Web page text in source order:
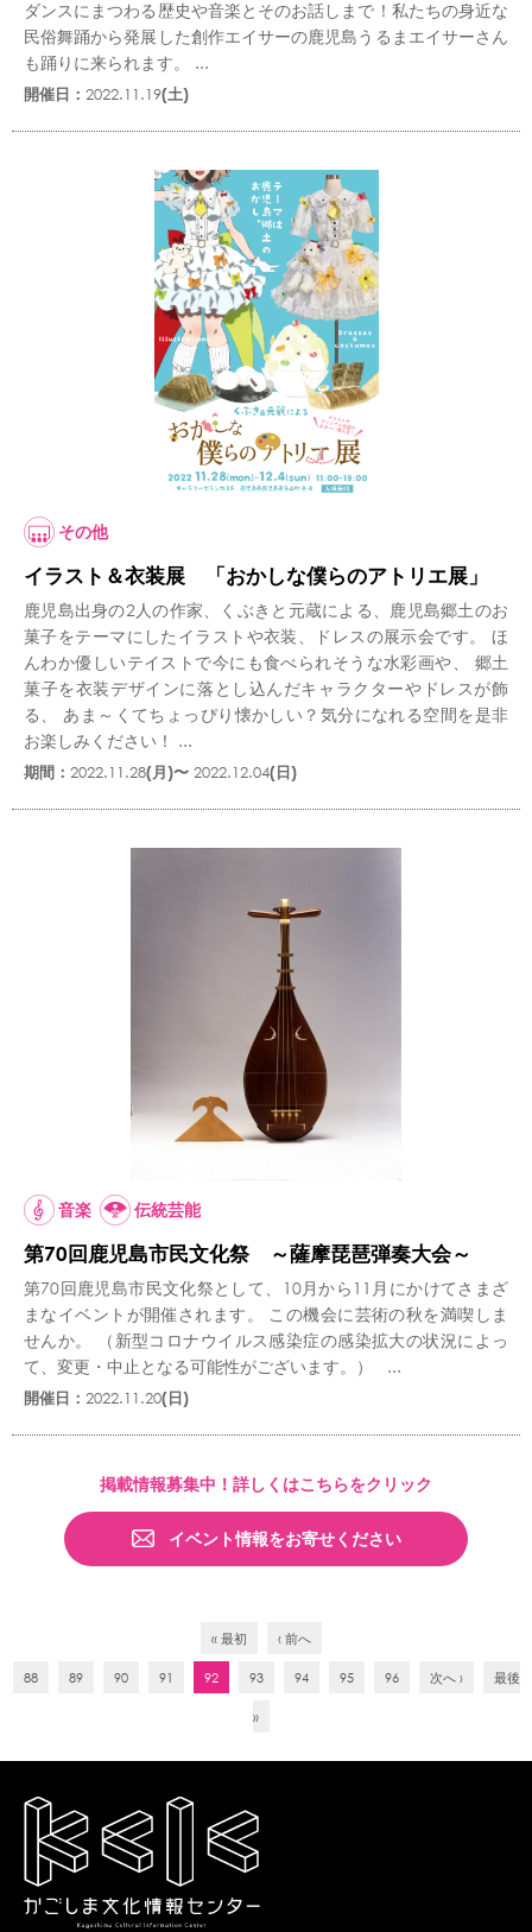
ダンスにまつわる歴史や音楽とそのお話しまで！私たちの身近な
民俗舞踊から発展した創作エイサーの鹿児島うるまエイサーさん
も踊りに来られます。 ...
開催日： 2022.11.19(土)
その他
イラスト＆衣装展 「おかしな僕らのアトリエ展」
鹿児島出身の2人の作家、くぶきと元蔵による、鹿児島郷土のお
菓子をテーマにしたイラストや衣装、ドレスの展示会です。 ほ
んわか優しいテイストで今にも食べられそうな水彩画や、 郷土
菓子を衣装デザインに落とし込んだキャラクターやドレスが飾
る、 あま～くてちょっぴり懐かしい？気分になれる空間を是非
お楽しみください！ ...
期間： 2022.11.28(月)〜 2022.12.04(日)
音楽 伝統芸能
第70回鹿児島市民文化祭 ～薩摩琵琶弾奏大会～
第70回鹿児島市民文化祭として、10月から11月にかけてさまざ
まなイベントが開催されます。 この機会に芸術の秋を満喫しま
せんか。 （新型コロナウイルス感染症の感染拡大の状況によっ
て、変更・中止となる可能性がございます。） ...
開催日： 2022.11.20(日)
掲載情報募集中！詳しくはこちらをクリック
イベント情報をお寄せください
« 最初 ‹ 前へ
88 89 90 91 92 93 94 95 96 次へ › 最後
»